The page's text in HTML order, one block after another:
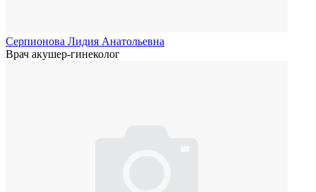
Серпионова Лидия Анатольевна
Врач акушер-гинеколог